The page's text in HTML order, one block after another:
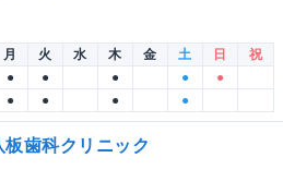
月 火 水 木 金 土 日
祝
● ● ● ●
●
● ● ● ●
板歯科クリニック